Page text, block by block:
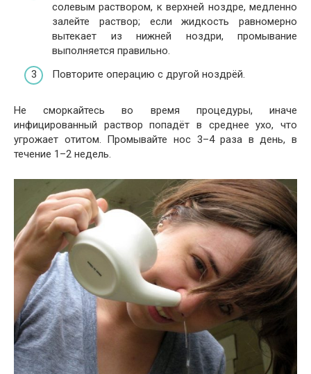
солевым раствором, к верхней ноздре, медленно
залейте раствор; если жидкость равномерно
вытекает из нижней ноздри, промывание
выполняется правильно.
Повторите операцию с другой ноздрёй.
Не сморкайтесь во время процедуры, иначе
инфицированный раствор попадёт в среднее ухо, что
угрожает отитом. Промывайте нос 3–4 раза в день, в
течение 1–2 недель.